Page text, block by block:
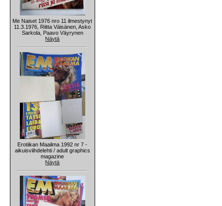
Me Naiset 1976 nro 11 ilmestynyt
11.3.1976, Riitta Väisänen, Asko
Sarkola, Paavo Väyrynen
Näytä
Erotiikan Maailma 1992 nr 7 -
aikuisviihdelehti / adult graphics
magazine
Näytä